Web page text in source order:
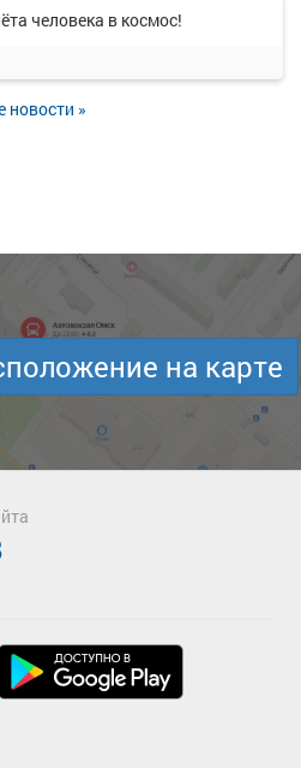
человека в космос!
новости »
на карте